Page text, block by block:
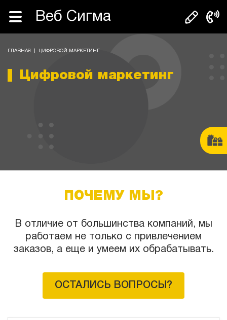
Веб Сигма
ГЛАВНАЯ ЦИФРОВОЙ МАРКЕТИНГ
Цифровой маркетинг
ПОЧЕМУ МЫ?
В отличие от большинства компаний, мы
работаем не только с привлечением
заказов, а еще и умеем их обрабатывать.
ОСТАЛИСЬ ВОПРОСЫ?